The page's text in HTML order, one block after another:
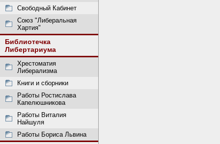
Свободный Кабинет
Союз "Либеральная
Хартия"
Библиотечка
Либертариума
Хрестоматия
Либерализма
Книги и сборники
Работы Ростислава
Капелюшникова
Работы Виталия
Найшуля
Работы Бориса Львина